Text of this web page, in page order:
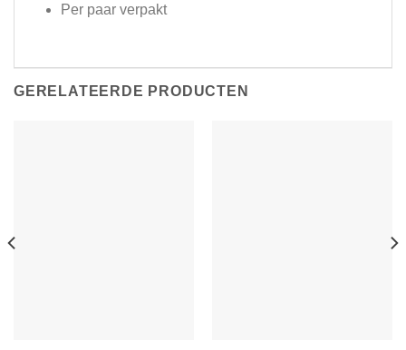
Per paar verpakt
GERELATEERDE PRODUCTEN